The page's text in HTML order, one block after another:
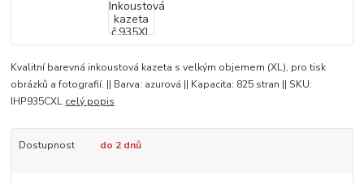
Kvalitní barevná inkoustová kazeta s velkým objemem (XL), pro tisk
obrázků a fotografií. || Barva: azurová || Kapacita: 825 stran || SKU:
IHP935CXL celý popis
Dostupnost do 2 dnů